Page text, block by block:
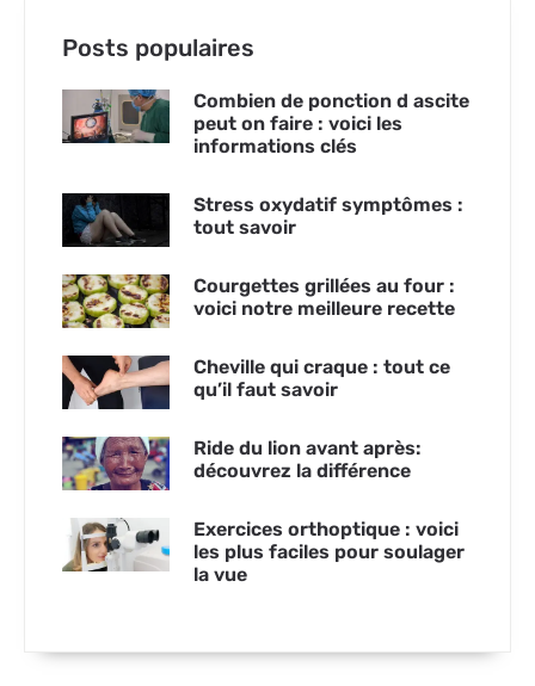
Posts populaires
Combien de ponction d ascite
peut on faire : voici les
informations clés
Stress oxydatif symptômes :
tout savoir
Courgettes grillées au four :
voici notre meilleure recette
Cheville qui craque : tout ce
qu’il faut savoir
Ride du lion avant après:
découvrez la différence
Exercices orthoptique : voici
les plus faciles pour soulager
la vue